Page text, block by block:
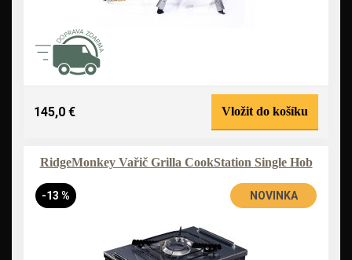
145,0 € Vložit do košíku
RidgeMonkey Vařič Grilla CookStation Single Hob
-13 % NOVINKA